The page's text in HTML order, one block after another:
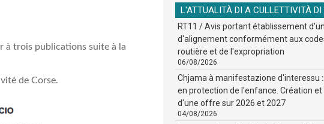
à trois publications suite à la
de Corse.
L'ATTUALITÀ DI A CULLETTIVITÀ DI
RT11 / Avis portant établissement
d'alignement conformément aux
routière et de l'expropriation
06/08/2026
Chjama à manifestazione d'interessu
en protection de l'enfance. Création
d'une offre sur 2026 et 2027
04/08/2026